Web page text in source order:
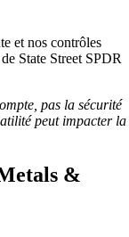
et nos contrôles
State Street SPDR
pas la sécurité
peut impacter la
&